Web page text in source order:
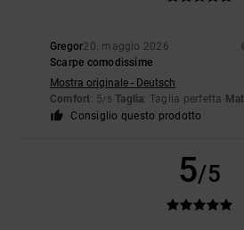
Gregor20. maggio 2026
Scarpe comodissime
Mostra originale - Deutsch
Comfort: 5/5 Taglia: Taglia perfetta
Consiglio questo prodotto
5/5